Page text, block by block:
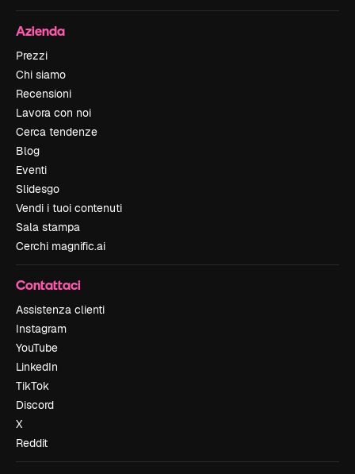
Azienda
Prezzi
Chi siamo
Recensioni
Lavora con noi
Cerca tendenze
Blog
Eventi
Slidesgo
Vendi i tuoi contenuti
Sala stampa
Cerchi magnific.ai
Contattaci
Assistenza clienti
Instagram
YouTube
LinkedIn
TikTok
Discord
X
Reddit